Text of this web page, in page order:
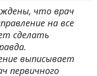
что врач
на все
сделать
выписывает
первичного